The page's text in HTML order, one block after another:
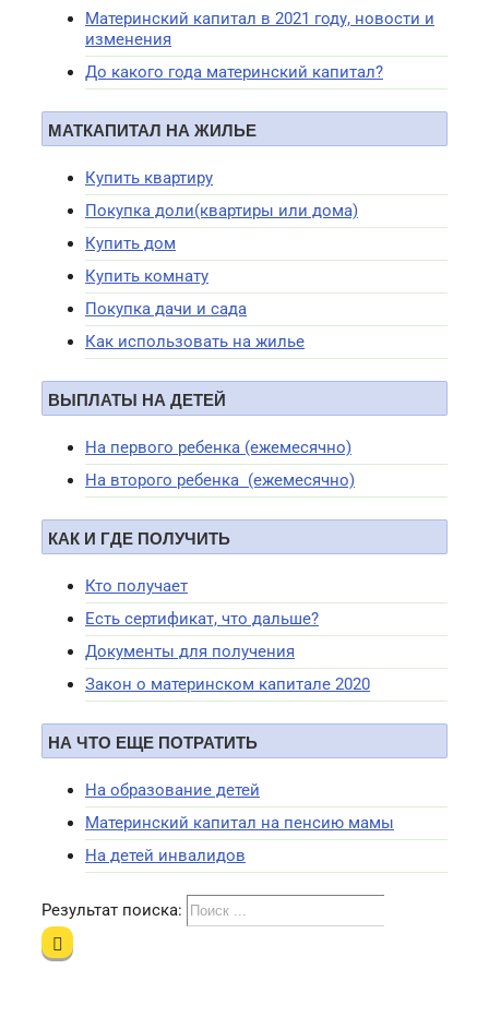
Материнский капитал в 2021 году, новости и
изменения
До какого года материнский капитал?
МАТКАПИТАЛ НА ЖИЛЬЕ
Купить квартиру
Покупка доли(квартиры или дома)
Купить дом
Купить комнату
Покупка дачи и сада
Как использовать на жилье
ВЫПЛАТЫ НА ДЕТЕЙ
На первого ребенка (ежемесячно)
На второго ребенка (ежемесячно)
КАК И ГДЕ ПОЛУЧИТЬ
Кто получает
Есть сертификат, что дальше?
Документы для получения
Закон о материнском капитале 2020
НА ЧТО ЕЩЕ ПОТРАТИТЬ
На образование детей
Материнский капитал на пенсию мамы
На детей инвалидов
Результат поиска: